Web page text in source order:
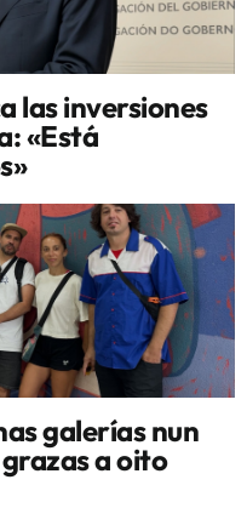
las inversiones
«Está
galerías nun
a oito